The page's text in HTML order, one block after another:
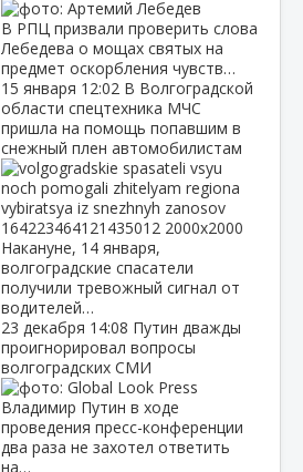
В РПЦ призвали проверить слова
Лебедева о мощах святых на
предмет оскорбления чувств…
15 января 12:02 В Волгоградской
области спецтехника МЧС
пришла на помощь попавшим в
снежный плен автомобилистам
Накануне, 14 января,
волгоградские спасатели
получили тревожный сигнал от
водителей…
23 декабря 14:08 Путин дважды
проигнорировал вопросы
волгоградских СМИ
Владимир Путин в ходе
проведения пресс-конференции
два раза не захотел ответить
на…